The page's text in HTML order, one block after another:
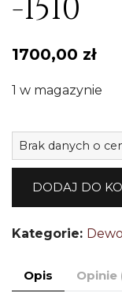
-1510
1700,00 zł
1 w magazynie
Brak danych o
DODAJ DO
Kategorie:
Opis Opinie